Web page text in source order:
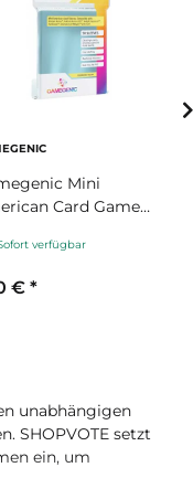
Mini
Card Game
verfügbar
€ *
unabhängigen
SHOPVOTE setzt
ein, um